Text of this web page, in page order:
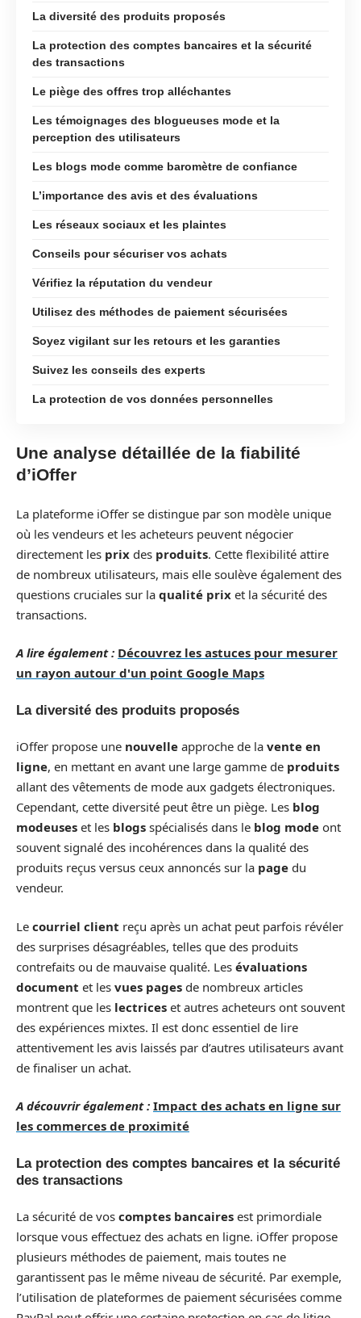
La diversité des produits proposés
La protection des comptes bancaires et la sécurité
des transactions
Le piège des offres trop alléchantes
Les témoignages des blogueuses mode et la
perception des utilisateurs
Les blogs mode comme baromètre de confiance
L’importance des avis et des évaluations
Les réseaux sociaux et les plaintes
Conseils pour sécuriser vos achats
Vérifiez la réputation du vendeur
Utilisez des méthodes de paiement sécurisées
Soyez vigilant sur les retours et les garanties
Suivez les conseils des experts
La protection de vos données personnelles
Une analyse détaillée de la fiabilité
d’iOffer
La plateforme iOffer se distingue par son modèle unique
où les vendeurs et les acheteurs peuvent négocier
directement les prix des produits. Cette flexibilité attire
de nombreux utilisateurs, mais elle soulève également des
questions cruciales sur la qualité prix et la sécurité des
transactions.
A lire également : Découvrez les astuces pour mesurer
un rayon autour d'un point Google Maps
La diversité des produits proposés
iOffer propose une nouvelle approche de la vente en
ligne, en mettant en avant une large gamme de produits
allant des vêtements de mode aux gadgets électroniques.
Cependant, cette diversité peut être un piège. Les blog
modeuses et les blogs spécialisés dans le blog mode ont
souvent signalé des incohérences dans la qualité des
produits reçus versus ceux annoncés sur la page du
vendeur.
Le courriel client reçu après un achat peut parfois révéler
des surprises désagréables, telles que des produits
contrefaits ou de mauvaise qualité. Les évaluations
document et les vues pages de nombreux articles
montrent que les lectrices et autres acheteurs ont souvent
des expériences mixtes. Il est donc essentiel de lire
attentivement les avis laissés par d’autres utilisateurs avant
de finaliser un achat.
A découvrir également : Impact des achats en ligne sur
les commerces de proximité
La protection des comptes bancaires et la sécurité
des transactions
La sécurité de vos comptes bancaires est primordiale
lorsque vous effectuez des achats en ligne. iOffer propose
plusieurs méthodes de paiement, mais toutes ne
garantissent pas le même niveau de sécurité. Par exemple,
l’utilisation de plateformes de paiement sécurisées comme